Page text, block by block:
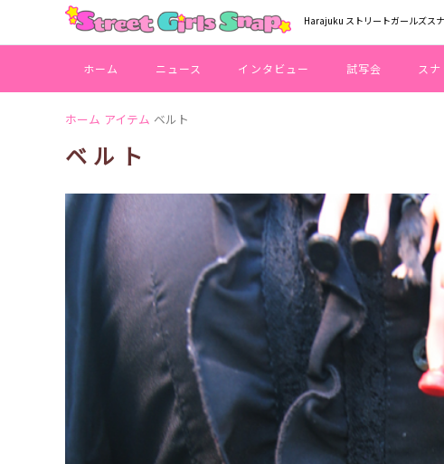
Harajuku ストリートガールズス
ホーム ニュース インタビュー 試写会 ス
ホーム アイテム ベルト
ベルト